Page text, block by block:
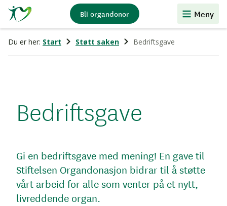
Stiftelsen
Organdonasjon
Bli organdonor Meny
Du er her: Start Støtt saken Bedriftsgave
Bedriftsgave
Gi en bedriftsgave med mening! En gave til
Stiftelsen Organdonasjon bidrar til å støtte
vårt arbeid for alle som venter på et nytt,
livreddende organ.